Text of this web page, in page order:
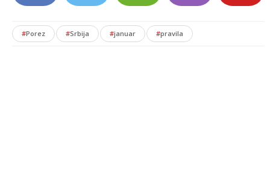
#Porez #Srbija #januar #pravila